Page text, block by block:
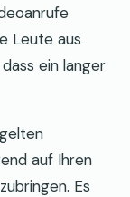
Leute aus
ein langer
auf Ihren
Es